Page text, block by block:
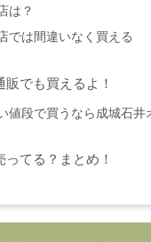
は？
では間違いなく買える
でも買えるよ！
値段で買うなら成城石井
てる？まとめ！